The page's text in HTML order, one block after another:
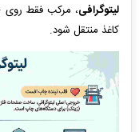
لیتوگرافی، مرکب فقط روی
کاغذ منتقل شود.